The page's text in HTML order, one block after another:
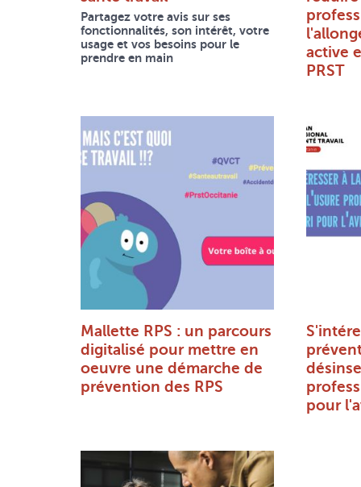
Partagez votre avis sur ses
fonctionnalités, son intérêt, votre
usage et vos besoins pour le
prendre en main
active
PRST
Mallette RPS : un parcours
digitalisé pour mettre en
oeuvre une démarche de
prévention des RPS
pour